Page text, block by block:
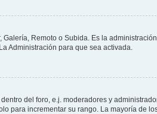
Remoto o Subida. Es la
Administración para que sea activada.
del foro, e.j. moderadores y
para incrementar su rango. La mayoría de